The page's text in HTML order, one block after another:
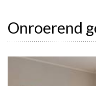
Onroerend